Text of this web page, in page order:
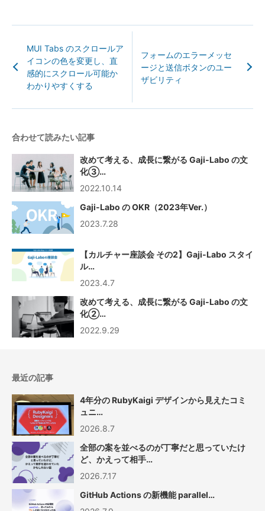
MUI Tabs のスクロールア
イコンの色を変更し、直
感的にスクロール可能か
わかりやすくする
フォームのエラーメッセ
ージと送信ボタンのユー
ザビリティ
合わせて読みたい記事
改めて考える、成長に繋がる Gaji-Labo の文
化③…
2022.10.14
Gaji-Labo の OKR（2023年Ver.）
2023.7.28
【カルチャー座談会 その2】Gaji-Labo スタイ
ル…
2023.4.7
改めて考える、成長に繋がる Gaji-Labo の文
化②…
2022.9.29
最近の記事
4年分の RubyKaigi デザインから見えたコミ
ュニ…
2026.8.7
全部の案を並べるのが丁寧だと思っていたけ
ど、かえって相手…
2026.7.17
GitHub Actions の新機能 parallel…